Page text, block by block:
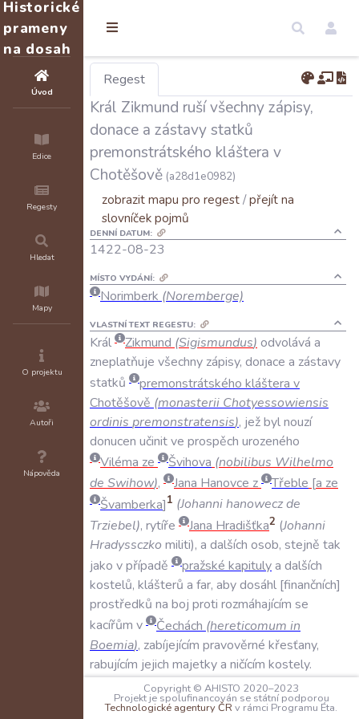
Historické
prameny
na dosah
Úvod
Edice
Regesty
Hledat
Mapy
O projektu
Autoři
Nápověda
Regest
Král Zikmund ruší všechny zápisy,
donace a zástavy statků
premonstrátského kláštera v
Chotěšově (a28d1e0982)
zobrazit mapu pro regest/přejít na
slovníček pojmů
DENNÍ DATUM:
1422-08-23
MÍSTO VYDÁNÍ:
Norimberk (Noremberge)
VLASTNÍ TEXT REGESTU:
Král Zikmund (Sigismundus) odvolává a
zneplatňuje všechny zápisy, donace a zástavy
statků
premonstrátského kláštera v
Chotěšově (monasterii Chotyessowiensis
ordinis premonstratensis), ježbylnouzí
donucen učinitve prospěch urozeného
Viléma ze Švihova (nobilibus Wilhelmo
de Swihow), Jana Hanovce z Třeble a ze
Švamberka 1 (Johannihanoweczde
Trziebel), rytíře Jana Hradišťka2 (Johanni
Hradyssczko militi), a dalších osob, stejně tak
jako vpřípadě pražské kapitulya dalších
kostelů, klášterů a far, abydosáhl finančních
prostředků na boj proti rozmáhajícím se
kacířům v Čechách (hereticomum in
Boemia), zabíjejícím pravověrné křesťany,
rabujícím jejich majetkya ničícím kostely.
Zikmund uznává,žetytozástavyjsou
světského atakékanonickéhopráva neplatné
Copyright © AHISTO 2020–2023
Projekt je spolufinancován se státní podporou
Technologické agentury ČR v rámci Programu Éta.